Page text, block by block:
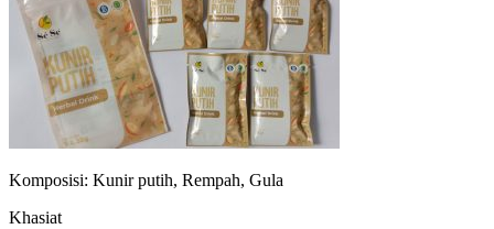
Komposisi: Kunir putih, Rempah, Gula
Khasiat